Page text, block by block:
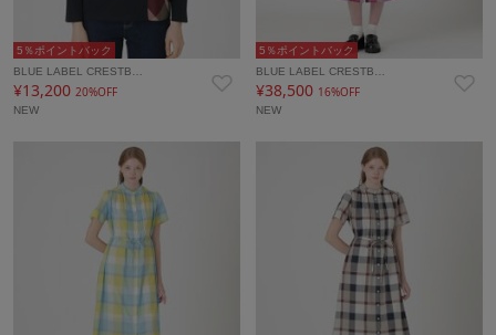
5％ポイントバック
BLUE LABEL CRESTB…
¥13,200 20%OFF
NEW
5％ポイントバック
BLUE LABEL CRESTB…
¥38,500 16%OFF
NEW